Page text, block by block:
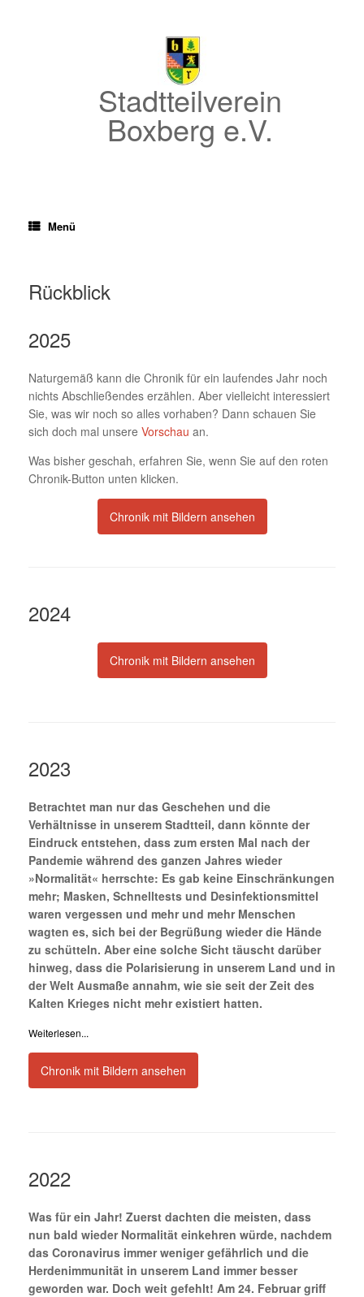
Stadtteilverein
Boxberg e.V.
Menü
Rückblick
2025
Naturgemäß kann die Chronik für ein laufendes Jahr noch
nichts Abschließendes erzählen. Aber vielleicht interessiert
Sie, was wir noch so alles vorhaben? Dann schauen Sie
sich doch mal unsere Vorschau an.
Was bisher geschah, erfahren Sie, wenn Sie auf den roten
Chronik-Button unten klicken.
Chronik mit Bildern ansehen
2024
Chronik mit Bildern ansehen
2023
Betrachtet man nur das Geschehen und die
Verhältnisse in unserem Stadtteil, dann könnte der
Eindruck entstehen, dass zum ersten Mal nach der
Pandemie während des ganzen Jahres wieder
»Normalität« herrschte: Es gab keine Einschränkungen
mehr; Masken, Schnelltests und Desinfektionsmittel
waren vergessen und mehr und mehr Menschen
wagten es, sich bei der Begrüßung wieder die Hände
zu schütteln. Aber eine solche Sicht täuscht darüber
hinweg, dass die Polarisierung in unserem Land und in
der Welt Ausmaße annahm, wie sie seit der Zeit des
Kalten Krieges nicht mehr existiert hatten.
Weiterlesen...
Chronik mit Bildern ansehen
2022
Was für ein Jahr! Zuerst dachten die meisten, dass
nun bald wieder Normalität einkehren würde, nachdem
das Coronavirus immer weniger gefährlich und die
Herdenimmunität in unserem Land immer besser
geworden war. Doch weit gefehlt! Am 24. Februar griff